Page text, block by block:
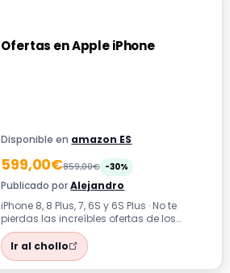
Ofertas en Apple iPhone
Disponible en amazon ES
599,00€859,00€ -30%
Publicado porAlejandro
iPhone 8, 8 Plus, 7, 6S y 6S Plus · No te
pierdas las increíbles ofertas de los
smartphones de Apple que nos llegan c...
Ir al chollo